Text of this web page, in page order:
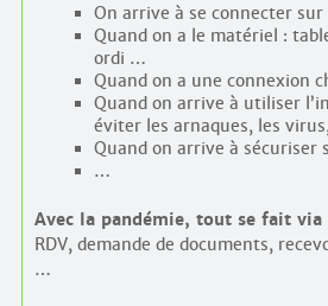
On arrive à se connecter sur
Quand on a le matériel :
ordi …
Quand on a une connexion
Quand on arrive à utiliser
éviter les arnaques, les
Quand on arrive à sécuriser
…
Avec la pandémie, tout se fait
RDV, demande de documents,
…